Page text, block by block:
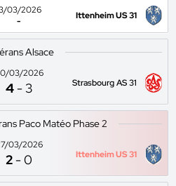
03/2026
-
Ittenheim US 31
Alsace
03/2026
4 - 3 Strasbourg AS 31
Paco Matéo Phase 2
03/2026
2 -0 Ittenheim US 31